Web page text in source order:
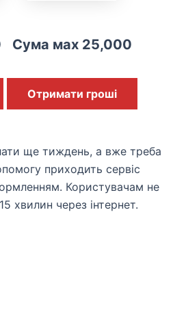
Сума мах 25,000
Отримати гроші
ще тиждень, а вже треба
приходить сервіс
Користувачам не
хвилин через інтернет.